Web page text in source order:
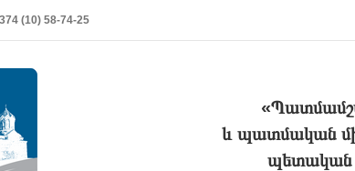
(10) 58-74-25
և պատմական
պետական